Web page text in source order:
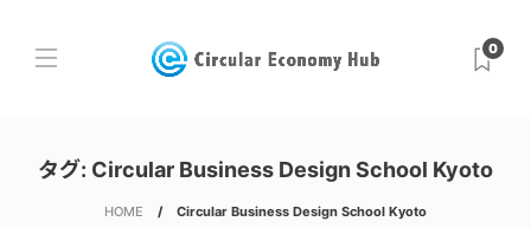
0
タグ: Circular Business Design School Kyoto
HOME Circular Business Design School Kyoto